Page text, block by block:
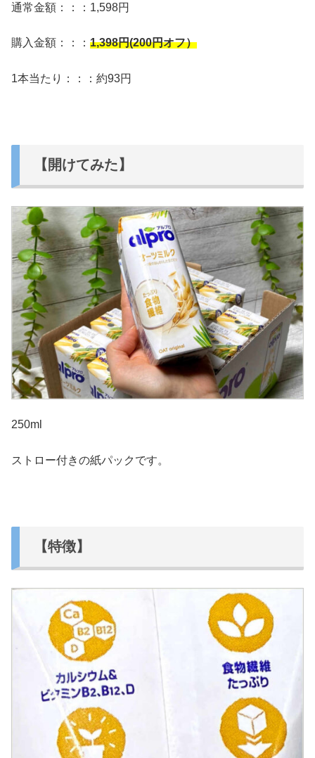
通常金額：：：1,598円
購入金額：：： 1,398円(200円オフ）
1本当たり：：：約93円
【開けてみた】
250ml
ストロー付きの紙パックです。
【特徴】